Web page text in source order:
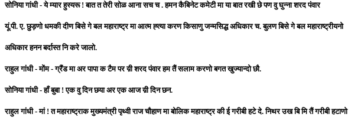
सोनिया गांधी - ये म्यार हुस्यरू ! बात त तेरी सोळ आना सच च . हमन कैबिनेट कमेटी मा या बात रखी छे पण वु घुन्ना शरद पंवार
यूं.पी. ए. छुड़णो धमकी दीण बिसे गे बल महाराष्ट्र मा आत्म ह्त्या करण किसाणु जन्मसिद्ध अधिकार च. बुलण बिसे गे बल महाराष्ट्रीयनो
अधिकार हनन बर्दास्त नि करे जालो.
राहुल गांधी - मोंम - ग्रैंड मा अर पापा क टैम पर य़ी शरद पंवार हम तैं सलाम करणो बगत खुज्यान्दो छौ.
सोनिया गांधी - हाँ बुबा ! एक वु दिन छया अर एक आज य़ी दिन छन.
राहुल गांधी - मां ! त महाराष्ट्राक मुख्यमंत्री पृथ्वी राज चौहाण मा बोलिक महाराष्ट्र की ई गरीबी हटे दे. निथर उख बि मि तैं गरीबी हटाणो